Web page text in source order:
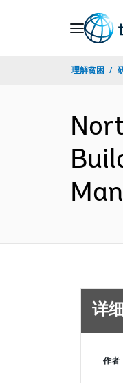
理解贫困
详细
作者